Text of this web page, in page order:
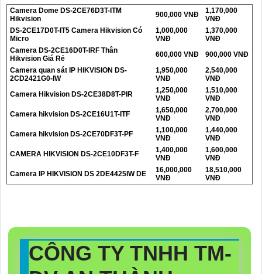
Camera Dome DS-2CE76D3T-ITM
Hikvision
900,000 VNĐ
1,170,000
VNĐ
DS-2CE17D0T-IT5 Camera Hikvision Có
Micro
1,000,000
VNĐ
1,370,000
VNĐ
Camera DS-2CE16D0T-IRF Thân
Hikvision Giá Rẻ
600,000 VNĐ
900,000 VNĐ
Camera quan sát IP HIKVISION DS-
2CD2421G0-IW
1,950,000
VNĐ
2,540,000
VNĐ
Camera Hikvision DS-2CE38D8T-PIR
1,250,000
VNĐ
1,510,000
VNĐ
Camera hikvision DS-2CE16U1T-ITF
1,650,000
VNĐ
2,700,000
VNĐ
Camera hikvision DS-2CE70DF3T-PF
1,100,000
VNĐ
1,440,000
VNĐ
CAMERA HIKVISION DS-2CE10DF3T-F
1,400,000
VNĐ
1,600,000
VNĐ
Camera IP HIKVISION DS 2DE4425IW DE
16,000,000
VNĐ
18,510,000
VNĐ
CÔNG TY TNHH TM-